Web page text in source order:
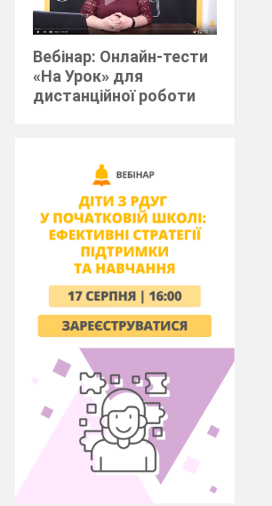
Вебінар: Онлайн-тести
«На Урок» для
дистанційної роботи